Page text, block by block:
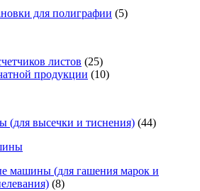
для полиграфии (5)
листов (25)
продукции (10)
(для высечки и тиснения) (44)
машины (для гашения марок и
(8)